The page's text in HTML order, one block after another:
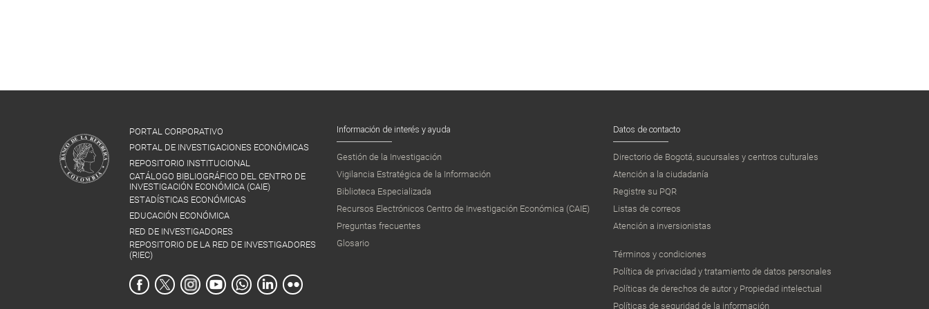
PORTAL CORPORATIVO
PORTAL DE INVESTIGACIONES ECONÓMICAS
REPOSITORIO INSTITUCIONAL
CATÁLOGO BIBLIOGRÁFICO DEL CENTRO DE
INVESTIGACIÓN ECONÓMICA (CAIE)
ESTADÍSTICAS ECONÓMICAS
EDUCACIÓN ECONÓMICA
RED DE INVESTIGADORES
REPOSITORIO DE LA RED DE INVESTIGADORES
(RIEC)
Información de interés y ayuda
Gestión de la Investigación
Vigilancia Estratégica de la Información
Biblioteca Especializada
Recursos Electrónicos Centro de Investigación Económica (CAIE)
Preguntas frecuentes
Glosario
Datos de contacto
Directorio de Bogotá, sucursales y centros culturales
Atención a la ciudadanía
Registre su PQR
Listas de correos
Atención a inversionistas
Términos y condiciones
Política de privacidad y tratamiento de datos personales
Políticas de derechos de autor y Propiedad intelectual
Políticas de seguridad de la información